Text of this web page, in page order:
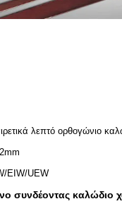
λεπτό ορθογώνιο
EIW/UEW
συνδέοντας καλώδιο